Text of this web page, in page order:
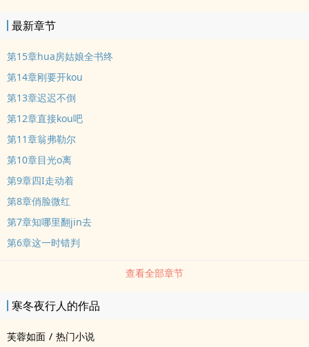
最新章节
第15章hua房姑娘全书终
第14章刚要开kou
第13章迟迟不倒
第12章直接kou吧
第11章翁弗勒尔
第10章目光o离
第9章四I走动着
第8章俏脸微红
第7章知哪里翻jin去
第6章这一时错判
查看全部章节
寒冬夜行人的作品
芙蓉如面 / 热门小说